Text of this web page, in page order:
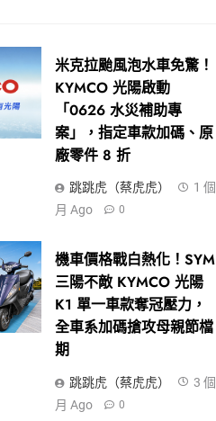
米克拉颱風泡水車免驚！
KYMCO 光陽啟動
「0626 水災補助專
案」，指定車款加碼、原
廠零件 8 折
跳跳虎（蔡虎虎）
1 個
月 Ago
0
機車價格戰白熱化！SYM
三陽不敵 KYMCO 光陽
K1 單一車款奪冠壓力，
全車系加碼搶攻母親節檔
期
跳跳虎（蔡虎虎）
3 個
月 Ago
0